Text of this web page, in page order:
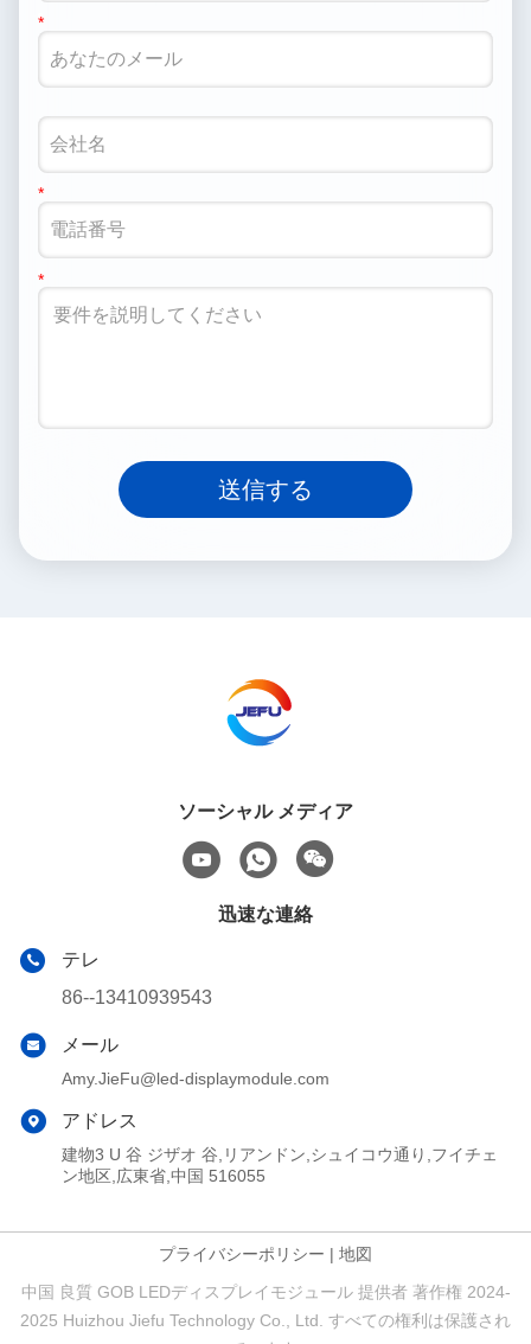
送信する
ソーシャル メディア
迅速な連絡
テレ
86--13410939543
メール
Amy.JieFu@led-displaymodule.com
アドレス
建物3 U 谷 ジザオ 谷,リアンドン,シュイコウ通り,フイチェ
ン地区,広東省,中国 516055
プライバシーポリシー | 地図
中国 良質 GOB LEDディスプレイモジュール 提供者 著作権 2024-
2025 Huizhou Jiefu Technology Co., Ltd. すべての権利は保護され